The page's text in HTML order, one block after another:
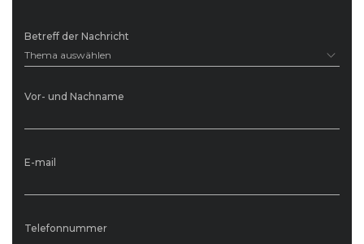
Betreff der Nachricht
Thema auswählen
Vor- und Nachname
E-mail
Telefonnummer